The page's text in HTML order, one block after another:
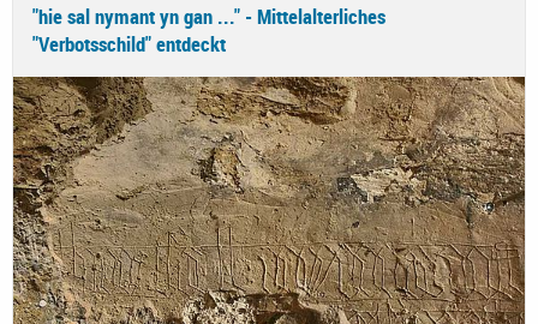
"hie sal nymant yn gan ..." - Mittelalterliches
"Verbotsschild" entdeckt